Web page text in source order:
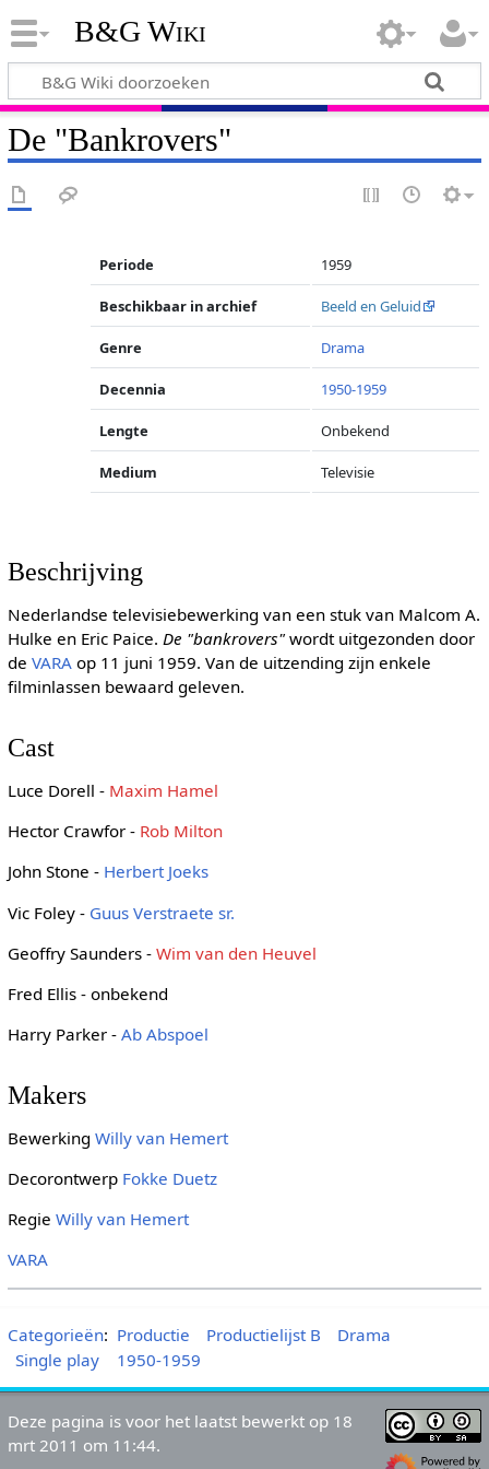
B&G Wiki
De "Bankrovers"
Periode 1959
Beschikbaar in archief Beeld en Geluid
Genre Drama
Decennia 1950-1959
Lengte Onbekend
Medium Televisie
Beschrijving
Nederlandse televisiebewerking van een stuk van Malcom A.
Hulke en Eric Paice. De "bankrovers"wordt uitgezonden door
de VARAop 11 juni 1959. Van de uitzending zijn enkele
filminlassen bewaard geleven.
Cast
Luce Dorell - Maxim Hamel
Hector Crawfor - Rob Milton
John Stone - Herbert Joeks
Vic Foley - Guus Verstraete sr.
Geoffry Saunders - Wim van den Heuvel
Fred Ellis - onbekend
Harry Parker - Ab Abspoel
Makers
Bewerking Willy van Hemert
Decorontwerp Fokke Duetz
Regie Willy van Hemert
VARA
Categorieën: Productie Productielijst B
Drama
Single play
1950-1959
Deze pagina is voor het laatst bewerkt op 18
mrt 2011 om 11:44.